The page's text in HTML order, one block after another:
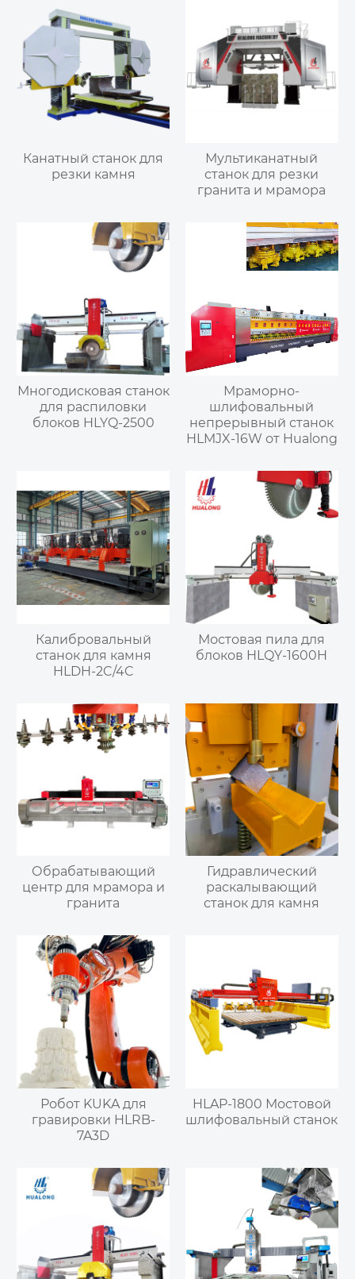
Канатный станок для
резки камня
Мультиканатный
станок для резки
гранита и мрамора
Многодисковая станок
для распиловки
блоков HLYQ-2500
Мраморно-
шлифовальный
непрерывный станок
HLMJX-16W от Hualong
Калибровальный
станок для камня
HLDH-2C/4C
Мостовая пила для
блоков HLQY-1600H
Обрабатывающий
центр для мрамора и
гранита
Гидравлический
раскалывающий
станок для камня
Робот KUKA для
гравировки HLRB-
7A3D
HLAP-1800 Мостовой
шлифовальный станок